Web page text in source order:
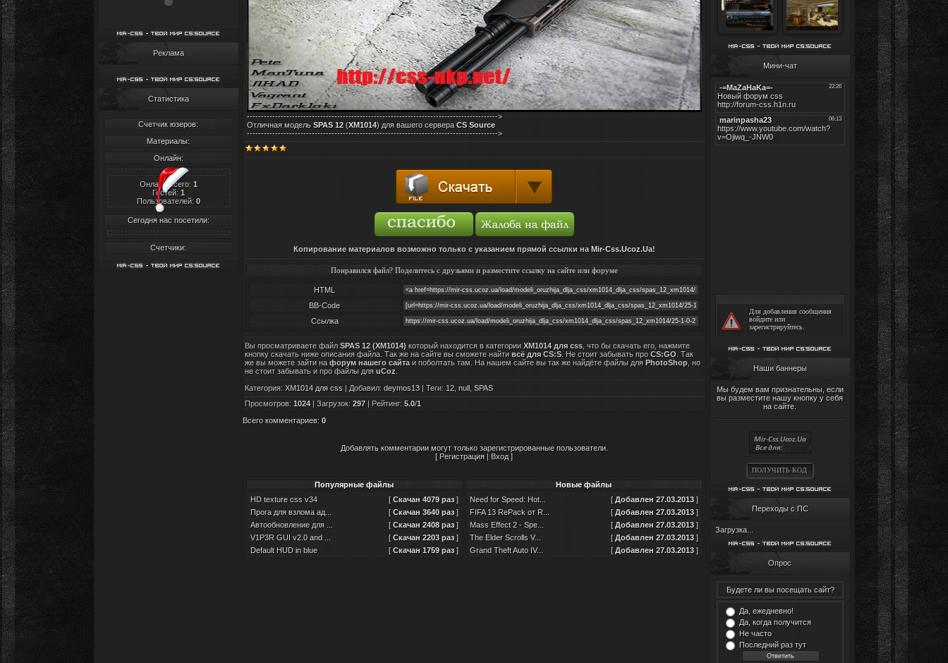
Реклама
Статистика
Счетчик юзеров:
Материалы:
Онлайн:
Онлайн всего: 1
Гостей: 1
Пользователей: 0
Сегодня нас посетили:
Счетчики:
----------------------------------------------------------------------------------------->
Отличная модельSPAS 12(XM1014) для вашего сервера CS Source
----------------------------------------------------------------------------------------->
Копирование материалов возможно только с указанием прямой ссылки на Mir-Css.Ucoz.Ua!
Понравился файл? Поделитесь с друзьями и разместите ссылку на сайте или форуме
HTML
BB-Code
Ссылка
Вы просматриваете файл SPAS 12 (XM1014)который находится в категории XM1014 для css, что бы скачать его, нажмите
кнопку скачать ниже описания файла. Так же на сайте вы сможете найтивсё для CS:S. Не стоит забывать про CS:GO. Так
же вы можете зайти на форум нашего сайтаи поболтать там. На нашем сайте вы так же найдёте файлы для PhotoShop, но
не стоит забывать и про файлы для uCoz.
Категория: XM1014 для css | Добавил: deymos13| Теги: 12, null
SPAS
Просмотров: 1024| Загрузок: 297| Рейтинг: 5.0/1
Всего комментариев: 0
Добавлять комментарии могут только зарегистрированные пользователи.
[ Регистрация | Вход ]
Популярные файлы
HD texture css v34
[ Скачан 4079 раз]
Прога для взлома ад...
[ Скачан 3640 раз]
Автообновление для ...
[ Скачан 2408 раз]
V1P3R GUI v2.0 and ...
[ Скачан 2203 раз]
Default HUD in blue
[ Скачан 1759 раз]
Новые файлы
Need for Speed: Hot...
[ Добавлен 27.03.2013]
FIFA 13 RePack от R...
[ Добавлен 27.03.2013]
Mass Effect 2 - Spe...
[ Добавлен 27.03.2013]
The Elder Scrolls V...
[ Добавлен 27.03.2013]
Grand Theft Auto IV...
[ Добавлен 27.03.2013]
Мини-чат
Для добавления сообщения
войдитеили
зарегистрируйтесь.
Наши баннеры
Мы будем вам признательны, если
вы разместите нашу кнопку у себя
на сайте.
ПОЛУЧИТЬ КОД
Переходы с ПС
Загрузка...
Опрос
Будете ли вы посещать сайт?
Да, ежедневно!
Да, когда получится
Не часто
Последний раз тут